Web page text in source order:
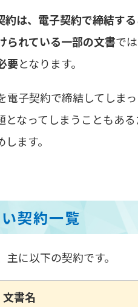
約は、電子契約で締結す
られている一部の文書で
要となります。
電子契約で締結してしま
となってしまうこともあ
ます。
契約一覧
に以下の契約です。
文書名